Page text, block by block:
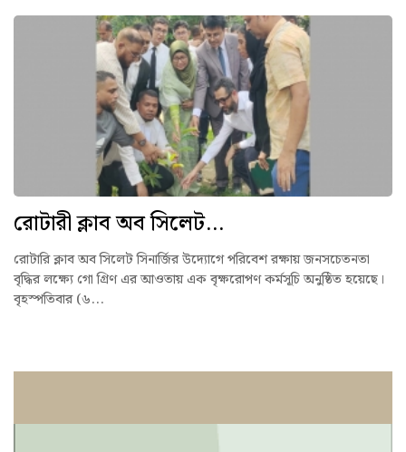
রোটারী ক্লাব অব সিলেট...
রোটারি ক্লাব অব সিলেট সিনার্জির উদ্যোগে পরিবেশ রক্ষায় জনসচেতনতা
বৃদ্ধির লক্ষ্যে গো গ্রিণ এর আওতায় এক বৃক্ষরোপণ কর্মসূচি অনুষ্ঠিত হয়েছে।
বৃহস্পতিবার (৬...